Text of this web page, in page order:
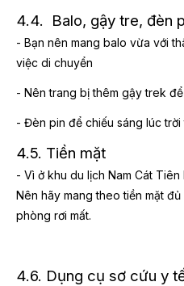
4.4. Balo, gậy tre, đèn
- Bạn nên mang balo vừa với
việc di chuyển
- Nên trang bị thêm gậy trek
- Đèn pin để chiếu sáng lúc trời
4.5. Tiền mặt
- Vì ở khu du lịch Nam Cát
Nên hãy mang theo tiền mặt
phòng rơi mất.
4.6. Dụng cụ sơ cứu y